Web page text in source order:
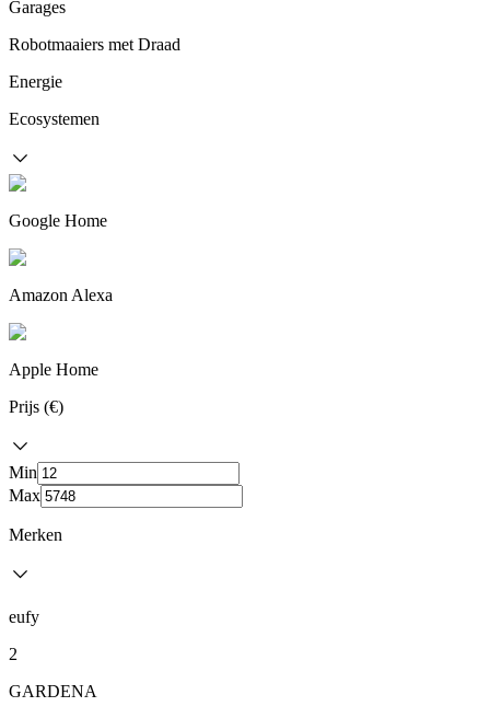
Garages
Robotmaaiers met Draad
Energie
Ecosystemen
Google Home
Amazon Alexa
Apple Home
Prijs (€)
Min
Max
Merken
eufy
2
GARDENA